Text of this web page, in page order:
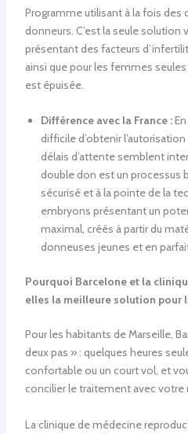
Programme utilisant à la fois
donneurs. C’est la seule solution
présentant des facteurs
ainsi que pour les femmes
est épuisée.
Différence avec la France :En
difficile d’obtenir
délais d’attente semblent
double don est un processus
sécurisé et à la pointe de la
embryons présentant un
maximal, créés à partir du
donneuses jeunes et en
Pourquoi Barcelone et la
elles la meilleure solution pour
Pour les habitants de Marseille,
deux pas » : quelques heures
confortable ou un court vol, et
concilier le traitement avec votre
La clinique de médecine